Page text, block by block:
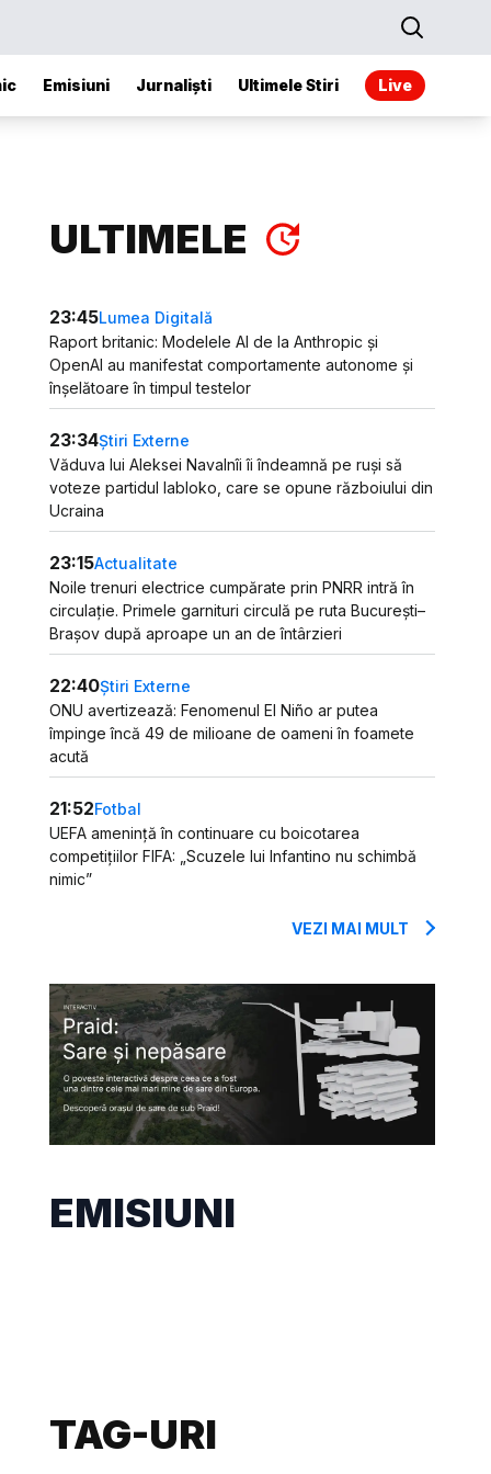
Emisiuni Jurnaliști Ultimele Stiri Live
ULTIMELE
23:45Lumea Digitală
Raport britanic: Modelele AI de la Anthropic și
OpenAI au manifestat comportamente autonome și
înșelătoare în timpul testelor
23:34Știri Externe
Văduva lui Aleksei Navalnîi îi îndeamnă pe ruși să
voteze partidul Iabloko, care se opune războiului din
Ucraina
23:15Actualitate
Noile trenuri electrice cumpărate prin PNRR intră în
circulație. Primele garnituri circulă pe ruta București–
Brașov după aproape un an de întârzieri
22:40Știri Externe
ONU avertizează: Fenomenul El Niño ar putea
împinge încă 49 de milioane de oameni în foamete
acută
21:52Fotbal
UEFA amenință în continuare cu boicotarea
competițiilor FIFA: „Scuzele lui Infantino nu schimbă
nimic”
VEZI MAI MULT
EMISIUNI
TAG-URI